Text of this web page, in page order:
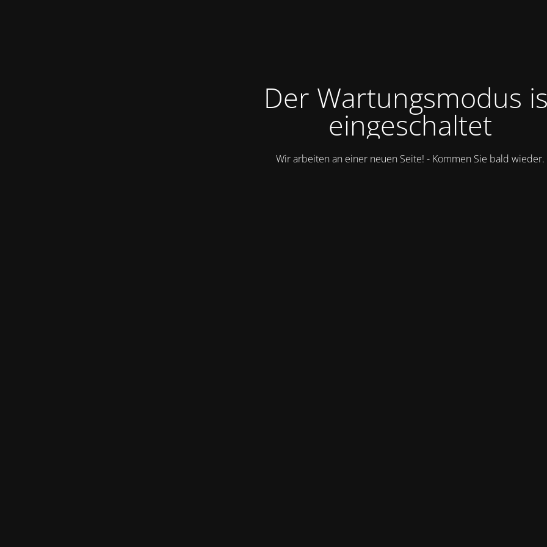
Der Wartungsmodus
eingeschaltet
Wir arbeiten an einer neuen Seite! - Kommen Sie bald wieder.